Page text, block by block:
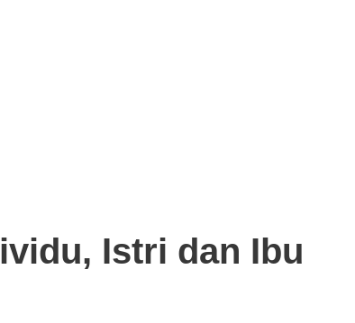
Istri dan Ibu